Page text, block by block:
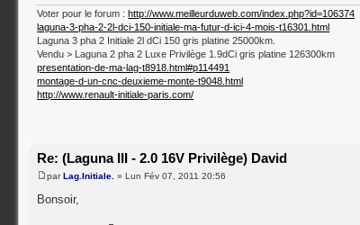
Voter pour le forum : http://www.meilleurduweb.com/index.php?id=106374
laguna-3-pha-2-2l-dci-150-initiale-ma-futur-d-ici-4-mois-t16301.html
Laguna 3 pha 2 Initiale 2l dCi 150 gris platine 25000km.
Vendu > Laguna 2 pha 2 Luxe Privilège 1.9dCi gris platine 126300km
presentation-de-ma-lag-t8918.html#p114491
montage-d-un-cnc-deuxieme-monte-t9048.html
http://www.renault-initiale-paris.com/
Re: (Laguna III - 2.0 16V Privilège) David
parLag.Initiale. » Lun Fév 07, 2011 20:56
Bonsoir,